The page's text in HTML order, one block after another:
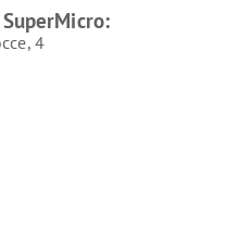
4